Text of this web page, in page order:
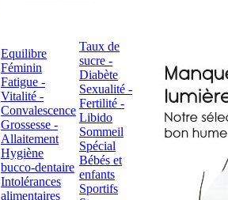
Equilibre
Féminin
Fatigue -
Vitalité -
Convalescence
Grossesse -
Allaitement
Hygiène
bucco-dentaire
Intolérances
alimentaires
Taux de
sucre -
Diabète
Sexualité -
Fertilité -
Libido
Sommeil
Spécial
Bébés et
enfants
Sportifs